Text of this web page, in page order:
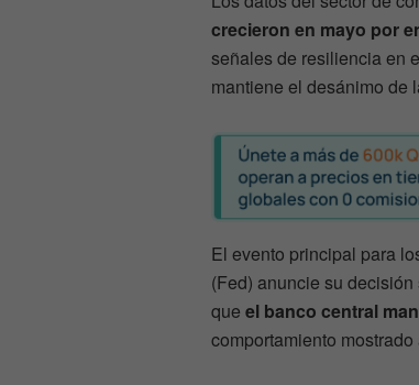
crecieron en mayo por
señales de resiliencia en
mantiene el desánimo de
El evento principal para
(Fed) anuncie su
que el banco central
comportamiento